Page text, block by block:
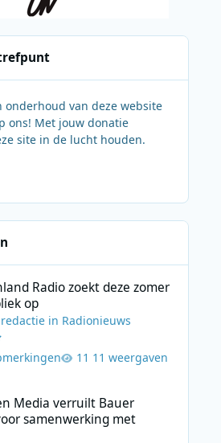
onderhoud van deze website
ons! Met jouw donatie
site in de lucht houden.
Radio zoekt deze zomer
op
in Radionieuws
11 weergaven
Media verruilt Bauer
samenwerking met